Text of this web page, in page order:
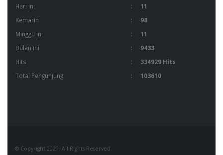
Hari ini :
11
Kemarin
:
98
Minggu ini
:
11
Bulan ini
:
9433
Hits
:
334929 Hits
Total Pengunjung
: 103610
© Copyright 2020. All Rights Reserved.